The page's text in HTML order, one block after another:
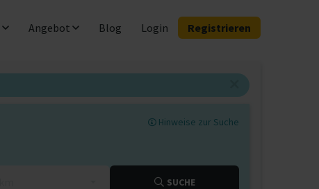
Angebot Blog Login Registrieren
Hinweise zur Suche
SUCHE